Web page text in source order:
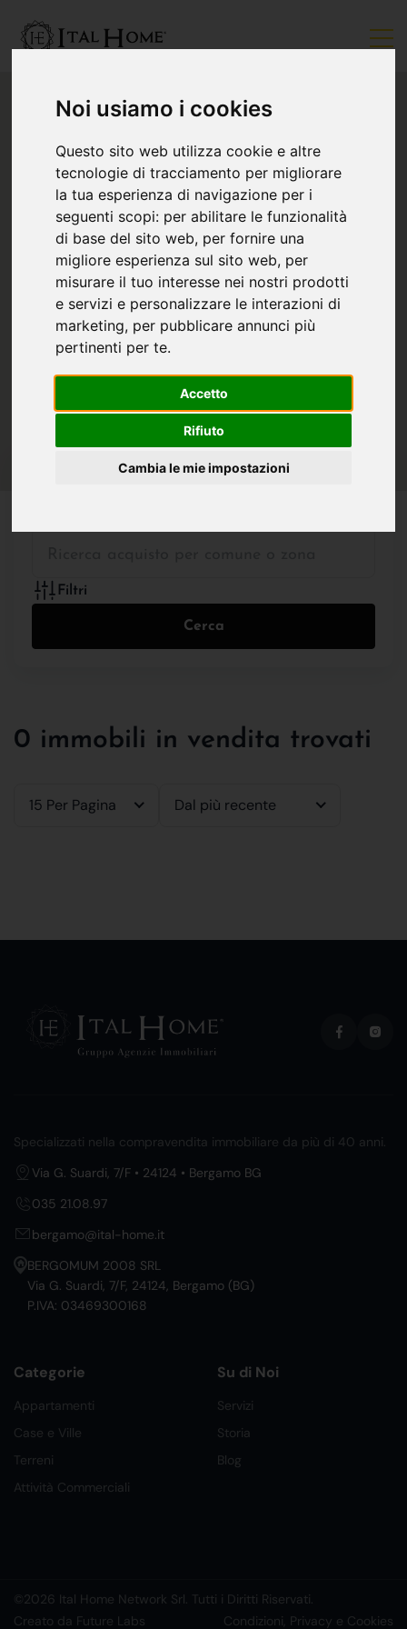
Noi usiamo i cookies
Questo sito web utilizza cookie e altre
tecnologie di tracciamento per migliorare
la tua esperienza di navigazione per i
seguenti scopi: per abilitare le funzionalità
di base del sito web, per fornire una
migliore esperienza sul sito web, per
misurare il tuo interesse nei nostri prodotti
e servizi e personalizzare le interazioni di
marketing, per pubblicare annunci più
pertinenti per te.
Accetto
Rifiuto
Cambia le mie impostazioni
Filtri
Cerca
0 immobili in vendita trovati
15 Per Pagina Dal più recente
Specializzati nella compravendita immobiliare da più di 40 anni.
Via G. Suardi, 7/F • 24124 • Bergamo BG
035 21.08.97
bergamo@ital-home.it
BERGOMUM 2008 SRL
Via G. Suardi, 7/F, 24124, Bergamo (BG)
P.IVA: 03469300168
Categorie
Appartamenti
Case e Ville
Terreni
Attività Commerciali
Su di Noi
Servizi
Storia
Blog
©2026 Ital Home Network Srl. Tutti i Diritti Riservati.
Creato da Future Labs
Condizioni, Privacy e Cookies